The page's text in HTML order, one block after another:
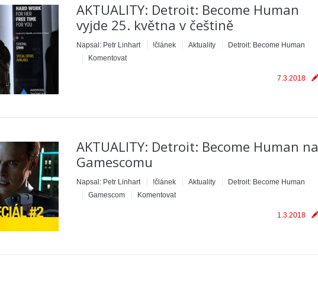
AKTUALITY: Detroit: Become Human
vyjde 25. května v češtině
Napsal: Petr Linhart !článek Aktuality
Detroit: Become Human
Komentovat
7.3.2018
AKTUALITY: Detroit: Become Human na
Gamescomu
Napsal: Petr Linhart !článek Aktuality
Detroit: Become Human
Gamescom
Komentovat
1.3.2018